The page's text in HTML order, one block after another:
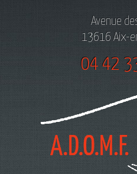
Avenue
13616 Aix-
04 42